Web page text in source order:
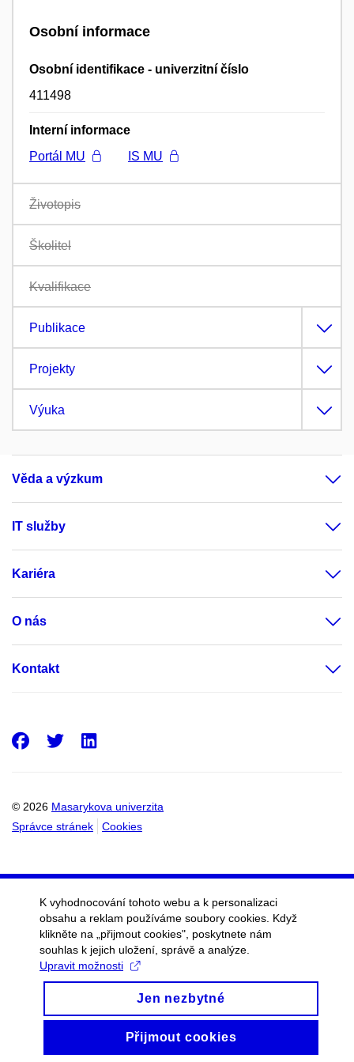
Osobní informace
Osobní identifikace - univerzitní číslo
411498
Interní informace
Portál MU
IS MU
Životopis
Školitel
Kvalifikace
Publikace
Projekty
Výuka
Věda a výzkum
IT služby
Kariéra
O nás
Kontakt
© 2026 Masarykova univerzita
Správce stránek
Cookies
Facebook
Twitter
K vyhodnocování tohoto webu a k personalizaci
obsahu a reklam používáme soubory cookies. Když
klikněte na „přijmout cookies", poskytnete nám
souhlas k jejich uložení, správě a analýze.
Upravit možnosti
Jen nezbytné
Přijmout cookies